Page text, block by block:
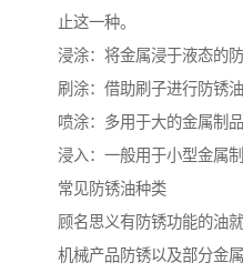
止这一种。
浸涂：将金属浸于液态的
刷涂：借助刷子进行防锈油
喷涂：多用于大的金属制
浸入：一般用于小型金属制
常见防锈油种类
顾名思义有防锈功能的油
机械产品防锈以及部分金